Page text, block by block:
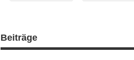
Beiträge